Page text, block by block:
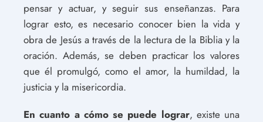
pensar y actuar, y seguir sus enseñanzas. Para
lograr esto, es necesario conocer bien la vida y
obra de Jesús a través de la lectura de la Biblia y la
oración. Además, se deben practicar los valores
que él promulgó, como el amor, la humildad, la
justicia y la misericordia.
En cuanto a cómo se puede lograr, existe una